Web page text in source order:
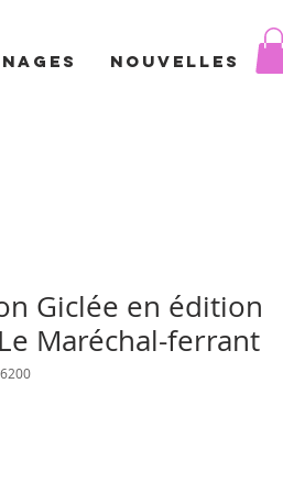
Nouvelles
Giclée en édition
Maréchal-ferrant